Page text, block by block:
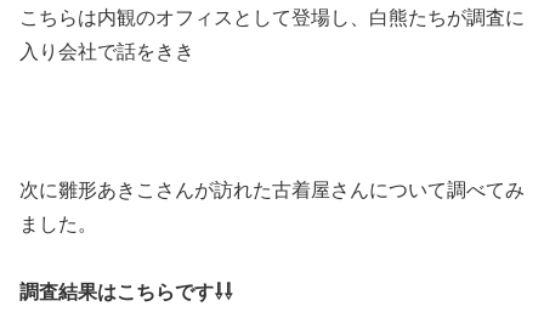
こちらは内観のオフィスとして登場し、白熊たちが調査に
入り会社で話をきき
次に雛形あきこさんが訪れた古着屋さんについて調べてみ
ました。
調査結果はこちらです⇩⇩